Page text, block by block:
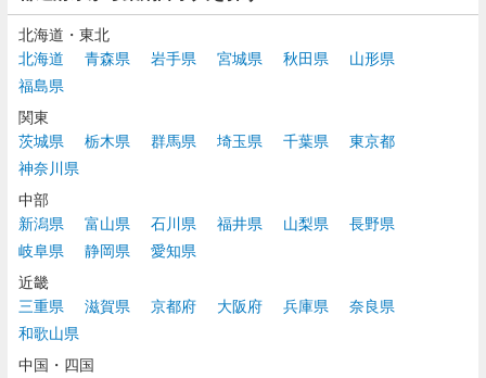
北海道・東北
北海道
青森県 岩手県 宮城県 秋田県
山形県
福島県
関東
茨城県
栃木県 群馬県 埼玉県 千葉県
東京都
神奈川県
中部
新潟県
富山県 石川県 福井県 山梨県
長野県
岐阜県
静岡県
愛知県
近畿
三重県
滋賀県 京都府 大阪府 兵庫県
奈良県
和歌山県
中国・四国